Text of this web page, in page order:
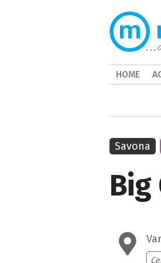
Big
Savona
HOME